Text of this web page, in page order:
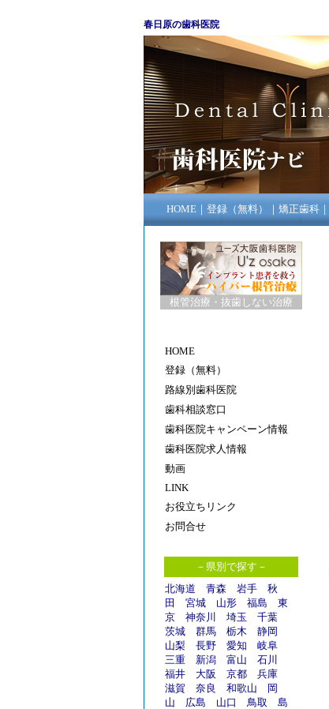
春日原の歯科医院
HOME｜ 登録（無料） ｜ 矯正歯科｜
根管治療 ・ 抜歯しない治療
HOME
登録（無料）
路線別歯科医院
歯科相談窓口
歯科医院キャンペーン情報
歯科医院求人情報
動画
LINK
お役立ちリンク
お問合せ
－県別で探す－
北海道
青森 岩手
秋
田
宮城 山形 福島
東
京
神奈川 埼玉
千葉
茨城
群馬 栃木
静岡
山梨
長野 愛知
岐阜
三重
新潟 富山
石川
福井
大阪 京都
兵庫
滋賀
奈良 和歌山
岡
山
広島 山口 鳥取
島